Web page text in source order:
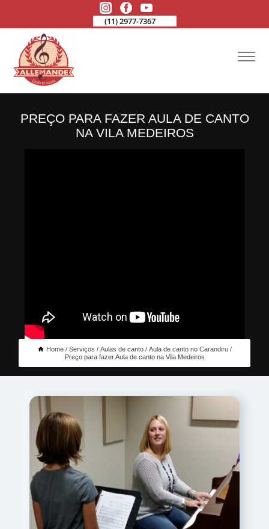
(11) 2977-7367
PREÇO PARA FAZER AULA DE CANTO
NA VILA MEDEIROS
Home Serviços Aulas de canto
Aula de canto no Carandiru
Preço para fazer Aula de canto na Vila Medeiros